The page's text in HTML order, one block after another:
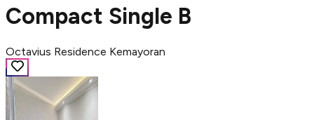
Compact Single B
Octavius Residence Kemayoran